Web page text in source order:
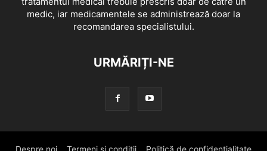
medic, iar medicamentele se administrează doar la
recomandarea specialistului.
URMĂRIȚI-NE